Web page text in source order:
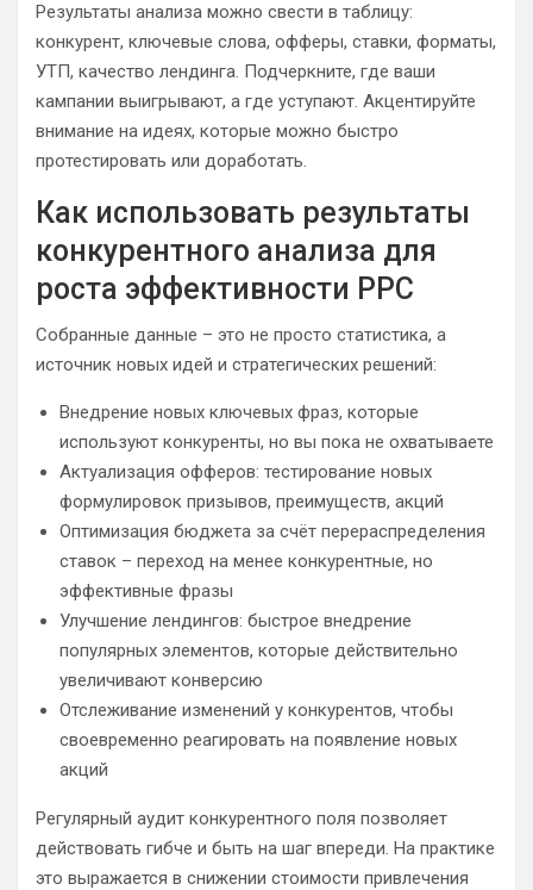
Результаты анализа можно свести в таблицу:
конкурент, ключевые слова, офферы, ставки, форматы,
УТП, качество лендинга. Подчеркните, где ваши
кампании выигрывают, а где уступают. Акцентируйте
внимание на идеях, которые можно быстро
протестировать или доработать.
Как использовать результаты
конкурентного анализа для
роста эффективности PPC
Собранные данные – это не просто статистика, а
источник новых идей и стратегических решений:
Внедрение новых ключевых фраз, которые
используют конкуренты, но вы пока не охватываете
Актуализация офферов: тестирование новых
формулировок призывов, преимуществ, акций
Оптимизация бюджета за счёт перераспределения
ставок – переход на менее конкурентные, но
эффективные фразы
Улучшение лендингов: быстрое внедрение
популярных элементов, которые действительно
увеличивают конверсию
Отслеживание изменений у конкурентов, чтобы
своевременно реагировать на появление новых
акций
Регулярный аудит конкурентного поля позволяет
действовать гибче и быть на шаг впереди. На практике
это выражается в снижении стоимости привлечения